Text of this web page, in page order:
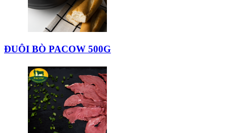
ĐUÔI BÒ PACOW 500G